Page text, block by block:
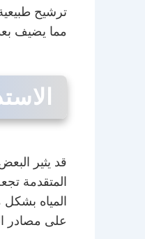
ترشيح
مما يضيف
قد يثير
المتقدمة
المياه
على مصادر